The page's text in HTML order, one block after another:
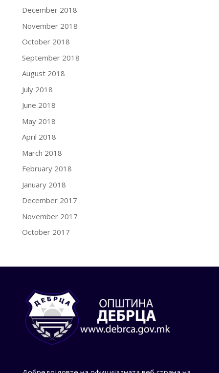
December 2018
November 2018
October 2018
September 2018
August 2018
July 2018
June 2018
May 2018
April 2018
March 2018
February 2018
January 2018
December 2017
November 2017
October 2017